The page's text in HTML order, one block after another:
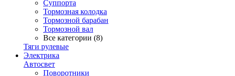
Суппорта
Тормозная колодка
Тормозной барабан
Тормозной вал
Все категории (8)
Тяги рулевые
Электрика
Автосвет
Поворотники